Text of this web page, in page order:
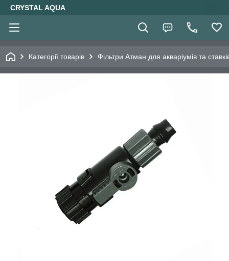
CRYSTAL AQUA
Категорії товарів Фільтри Атман для акваріумів та